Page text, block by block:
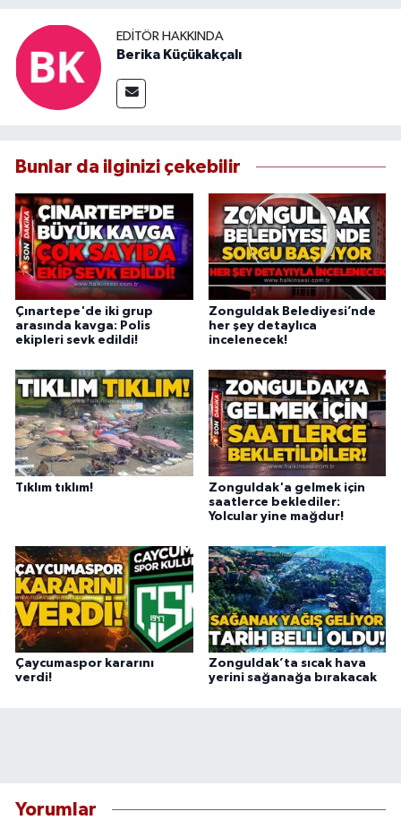
EDITÖR HAKKINDA
Berika Küçükakçalı
Bunlar da ilginizi çekebilir
Çınartepe'de iki grup
arasında kavga: Polis
ekipleri sevk edildi!
Zonguldak Belediyesi’nde
her şey detaylıca
incelenecek!
Tıklım tıklım!
Zonguldak'a gelmek için
saatlerce beklediler:
Yolcular yine mağdur!
Çaycumaspor kararını
verdi!
Zonguldak’ta sıcak hava
yerini sağanağa bırakacak
Yorumlar